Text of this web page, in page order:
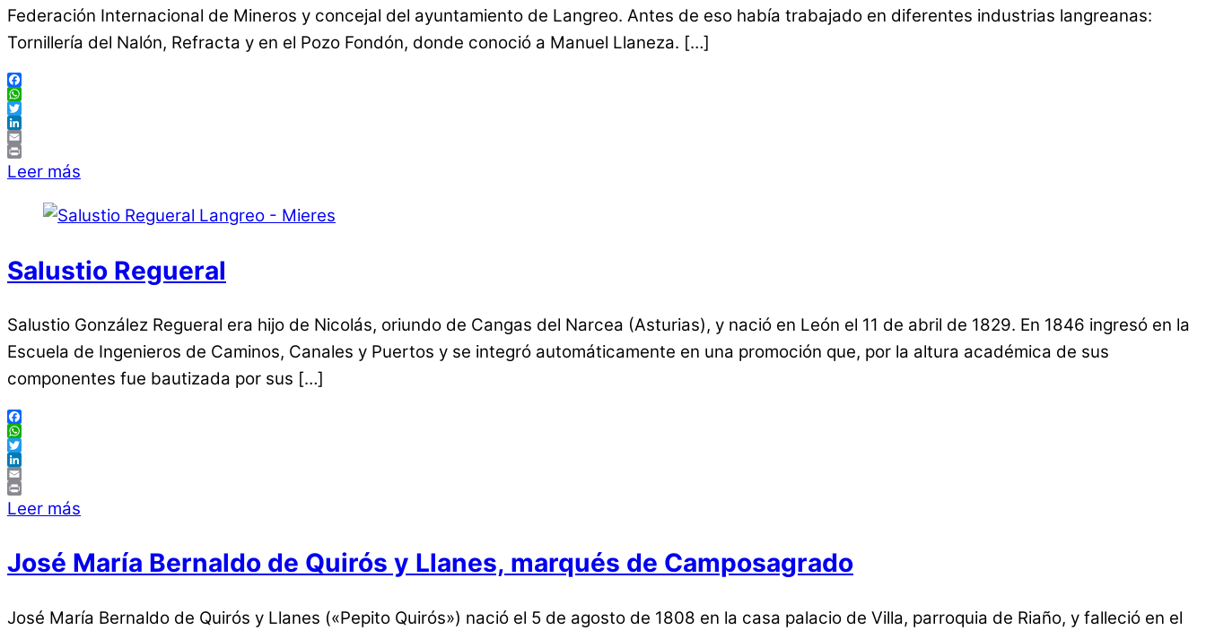
Federación Internacional de Mineros y concejal del ayuntamiento de Langreo. Antes de eso había trabajado en diferentes industrias langreanas:
Tornillería del Nalón, Refracta y en el Pozo Fondón, donde conoció a Manuel Llaneza. […]
Facebook
WhatsApp
Twitter
LinkedIn
Email
Print
Leer más
Salustio Regueral
Salustio González Regueral era hijo de Nicolás, oriundo de Cangas del Narcea (Asturias), y nació en León el 11 de abril de 1829. En 1846 ingresó en la
Escuela de Ingenieros de Caminos, Canales y Puertos y se integró automáticamente en una promoción que, por la altura académica de sus
componentes fue bautizada por sus […]
Facebook
WhatsApp
Twitter
LinkedIn
Email
Print
Leer más
José María Bernaldo de Quirós y Llanes, marqués de Camposagrado
José María Bernaldo de Quirós y Llanes («Pepito Quirós») nació el 5 de agosto de 1808 en la casa palacio de Villa, parroquia de Riaño, y falleció en el